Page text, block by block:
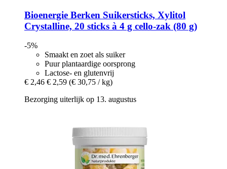
Bioenergie Berken Suikersticks, Xylitol
Crystalline, 20 sticks à 4 g cello-​zak (80 g)
-5%
Smaakt en zoet als suiker
Puur plantaardige oorsprong
Lactose- en glutenvrij
€ 2,46 € 2,59 (€ 30,75 / kg)
Bezorging uiterlijk op 13. augustus